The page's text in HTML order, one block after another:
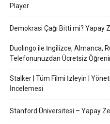
Player
Demokrasi Çağı Bitti mi? Yapay
Duolingo ile İngilizce, Almanca,
Telefonunuzdan Ücretsiz
Stalker | Tüm Filmi İzleyin |
İncelemesi
Stanford Üniversitesi – Yapay